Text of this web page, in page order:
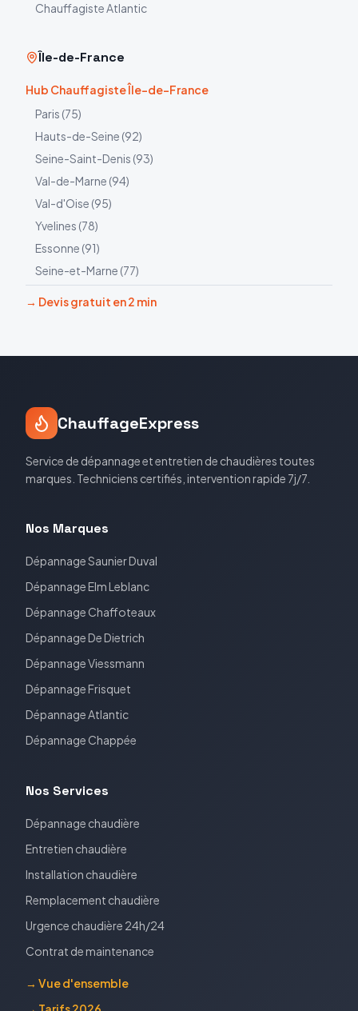
ChauffagisteAtlantic
Île-de-France
Hub Chauffagiste Île-de-France
Paris (75)
Hauts-de-Seine (92)
Seine-Saint-Denis (93)
Val-de-Marne (94)
Val-d'Oise (95)
Yvelines (78)
Essonne (91)
Seine-et-Marne (77)
→ Devis gratuit en 2 min
ChauffageExpress
Service de dépannage et entretien de chaudières toutes
marques. Techniciens certifiés, intervention rapide 7j/7.
Nos Marques
DépannageSaunier Duval
DépannageElm Leblanc
Dépannage Chaffoteaux
DépannageDe Dietrich
DépannageViessmann
DépannageFrisquet
DépannageAtlantic
Dépannage Chappée
Nos Services
Dépannage chaudière
Entretien chaudière
Installation chaudière
Remplacement chaudière
Urgence chaudière 24h/24
Contrat de maintenance
→ Vue d'ensemble